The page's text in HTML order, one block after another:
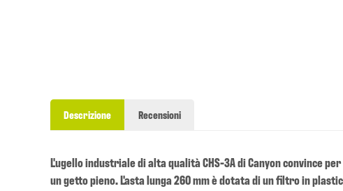
Descrizione Recensioni
L'ugello industriale di alta qualità CHS-3A di Canyon convince
un getto pieno. L'asta lunga 260 mm è dotata di un filtro in